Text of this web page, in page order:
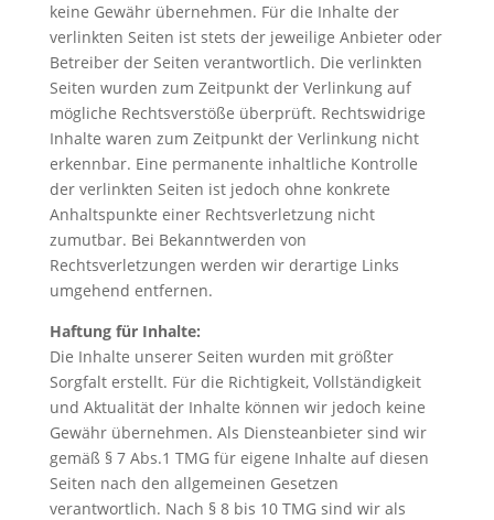
keine Gewähr übernehmen. Für die Inhalte der
verlinkten Seiten ist stets der jeweilige Anbieter oder
Betreiber der Seiten verantwortlich. Die verlinkten
Seiten wurden zum Zeitpunkt der Verlinkung auf
mögliche Rechtsverstöße überprüft. Rechtswidrige
Inhalte waren zum Zeitpunkt der Verlinkung nicht
erkennbar. Eine permanente inhaltliche Kontrolle
der verlinkten Seiten ist jedoch ohne konkrete
Anhaltspunkte einer Rechtsverletzung nicht
zumutbar. Bei Bekanntwerden von
Rechtsverletzungen werden wir derartige Links
umgehend entfernen.
Haftung für Inhalte:
Die Inhalte unserer Seiten wurden mit größter
Sorgfalt erstellt. Für die Richtigkeit, Vollständigkeit
und Aktualität der Inhalte können wir jedoch keine
Gewähr übernehmen. Als Diensteanbieter sind wir
gemäß § 7 Abs.1 TMG für eigene Inhalte auf diesen
Seiten nach den allgemeinen Gesetzen
verantwortlich. Nach § 8 bis 10 TMG sind wir als